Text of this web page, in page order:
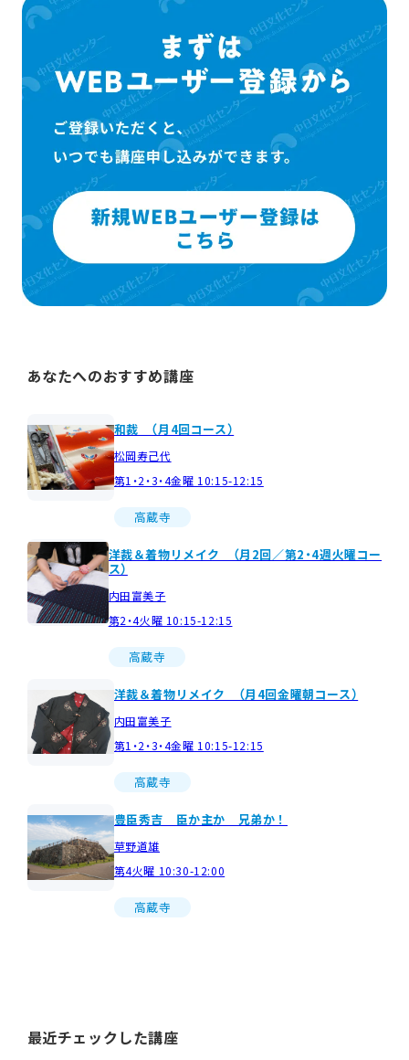
あなたへのおすすめ講座
和裁 （月4回コース）
松岡寿己代
第1・2・3・4金曜 10:15-12:15
高蔵寺
洋裁＆着物リメイク （月2回／第2・4週火曜コー
ス）
内田富美子
第2・4火曜 10:15-12:15
高蔵寺
洋裁＆着物リメイク （月4回金曜朝コース）
内田富美子
第1・2・3・4金曜 10:15-12:15
高蔵寺
豊臣秀吉 臣か主か 兄弟か！
草野道雄
第4火曜 10:30-12:00
高蔵寺
最近チェックした講座